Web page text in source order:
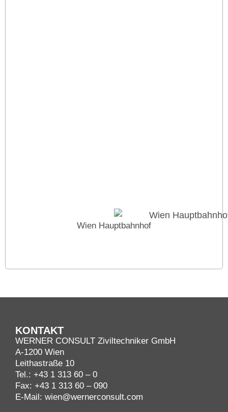
Wien Hauptbahnhof
KONTAKT
WERNER CONSULT Ziviltechniker GmbH
A-1200 Wien
Leithastraße 10
Tel.: +43 1 313 60 – 0
Fax: +43 1 313 60 – 090
E-Mail: wien@wernerconsult.com